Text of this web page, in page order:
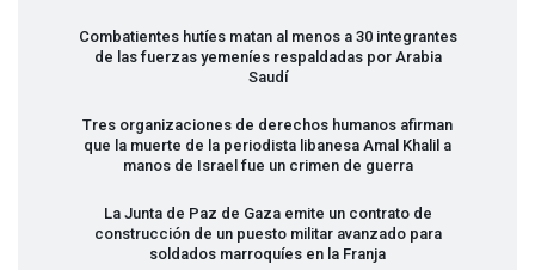
Combatientes hutíes matan al menos a 30 integrantes
de las fuerzas yemeníes respaldadas por Arabia
Saudí
Tres organizaciones de derechos humanos afirman
que la muerte de la periodista libanesa Amal Khalil a
manos de Israel fue un crimen de guerra
La Junta de Paz de Gaza emite un contrato de
construcción de un puesto militar avanzado para
soldados marroquíes en la Franja